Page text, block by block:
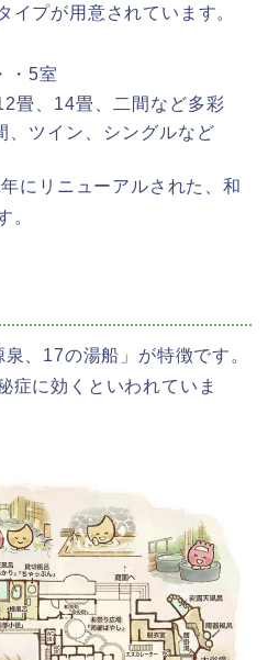
イプが用意されています。
・5室
畳、14畳、二間など多彩
、ツイン、シングルなど
にリニューアルされた、和
。
、17の湯船」が特徴です。
症に効くといわれていま